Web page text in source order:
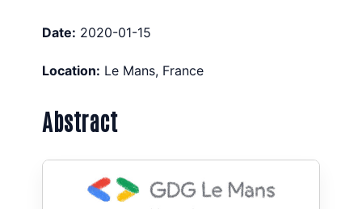
Date: 2020-01-15
Location: Le Mans, France
Abstract